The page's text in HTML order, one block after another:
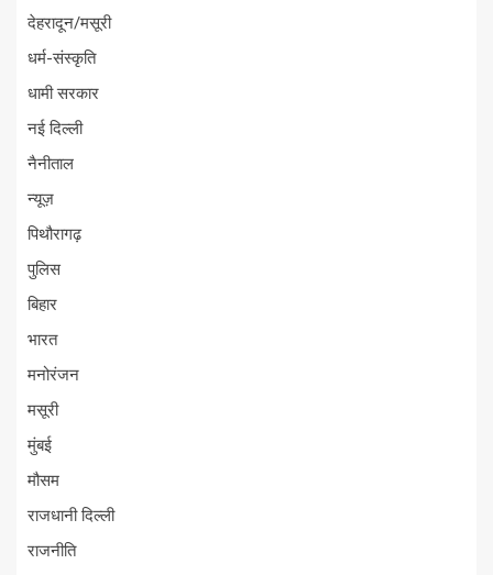
देहरादून/मसूरी
धर्म-संस्कृति
धामी सरकार
नई दिल्ली
नैनीताल
न्यूज़
पिथौरागढ़
पुलिस
बिहार
भारत
मनोरंजन
मसूरी
मुंबई
मौसम
राजधानी दिल्ली
राजनीति